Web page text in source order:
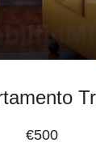
€500